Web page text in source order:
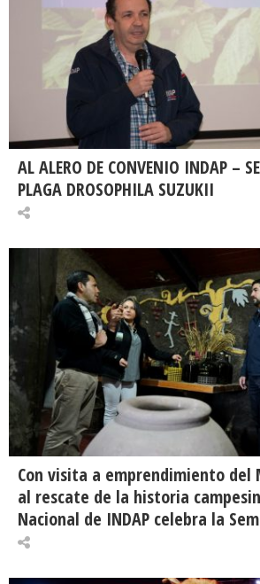
AL ALERO DE CONVENIO INDAP –
PLAGA DROSOPHILA SUZUKII
Con visita a emprendimiento del
al rescate de la historia
Nacional de INDAP celebra la